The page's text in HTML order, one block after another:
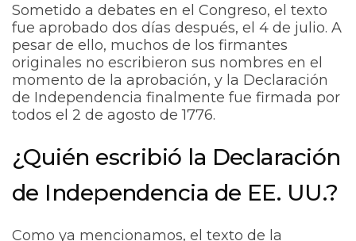
Sometido a debates en el Congreso, el texto
fue aprobado dos días después, el 4 de julio. A
pesar de ello, muchos de los firmantes
originales no escribieron sus nombres en el
momento de la aprobación, y la Declaración
de Independencia finalmente fue firmada por
todos el 2 de agosto de 1776.
¿Quién escribió la Declaración
de Independencia de EE. UU.?
Como ya mencionamos, el texto de la